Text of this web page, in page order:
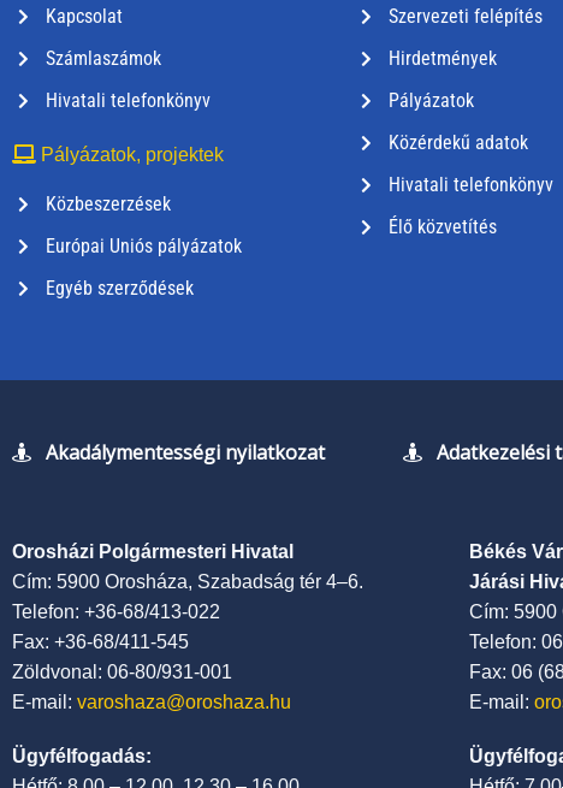
Kapcsolat
Számlaszámok
Hivatali telefonkönyv
Pályázatok, projektek
Közbeszerzések
Európai Uniós pályázatok
Egyéb szerződések
Szervezeti felépítés
Hirdetmények
Pályázatok
Közérdekű adatok
Hivatali telefonkönyv
Élő közvetítés
Akadálymentességi nyilatkozat Adatkezelési
Orosházi Polgármesteri Hivatal
Cím: 5900 Orosháza, Szabadság tér 4–6.
Telefon: +36-68/413-022
Fax: +36-68/411-545
Zöldvonal: 06-80/931-001
E-mail: varoshaza@oroshaza.hu
Békés
Járási
Cím: 5900
Telefon:
Fax: 06
E-mail:
Ügyfélfogadás: